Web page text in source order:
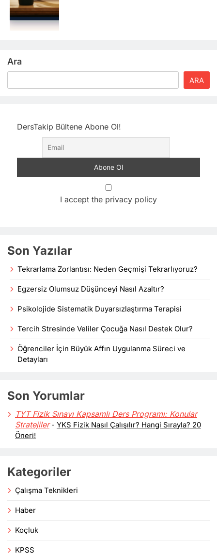
Ara
ARA
DersTakip Bültene Abone Ol!
I accept the privacy policy
Son Yazılar
Tekrarlama Zorlantısı: Neden Geçmişi Tekrarlıyoruz?
Egzersiz Olumsuz Düşünceyi Nasıl Azaltır?
Psikolojide Sistematik Duyarsızlaştırma Terapisi
Tercih Stresinde Veliler Çocuğa Nasıl Destek Olur?
Öğrenciler İçin Büyük Affın Uygulanma Süreci ve
Detayları
Son Yorumlar
TYT Fizik Sınavı Kapsamlı Ders Programı: Konular
Stratejiler- YKS Fizik Nasıl Çalışılır? Hangi Sırayla? 20
Öneri!
Kategoriler
Çalışma Teknikleri
Haber
Koçluk
KPSS